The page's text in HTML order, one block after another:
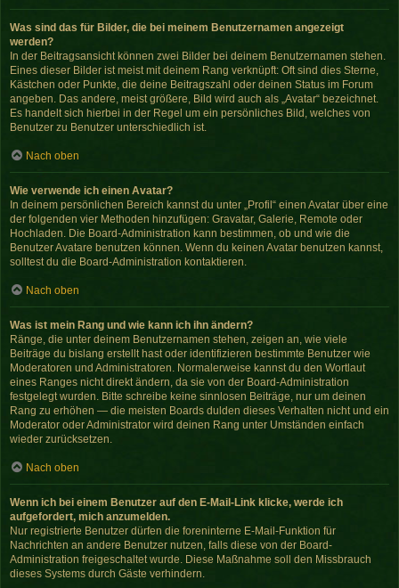
Was sind das für Bilder, die bei meinem Benutzernamen angezeigt
werden?
In der Beitragsansicht können zwei Bilder bei deinem Benutzernamen stehen.
Eines dieser Bilder ist meist mit deinem Rang verknüpft: Oft sind dies Sterne,
Kästchen oder Punkte, die deine Beitragszahl oder deinen Status im Forum
angeben. Das andere, meist größere, Bild wird auch als „Avatar“ bezeichnet.
Es handelt sich hierbei in der Regel um ein persönliches Bild, welches von
Benutzer zu Benutzer unterschiedlich ist.
Nach oben
Wie verwende ich einen Avatar?
In deinem persönlichen Bereich kannst du unter „Profil“ einen Avatar über eine
der folgenden vier Methoden hinzufügen: Gravatar, Galerie, Remote oder
Hochladen. Die Board-Administration kann bestimmen, ob und wie die
Benutzer Avatare benutzen können. Wenn du keinen Avatar benutzen kannst,
solltest du die Board-Administration kontaktieren.
Nach oben
Was ist mein Rang und wie kann ich ihn ändern?
Ränge, die unter deinem Benutzernamen stehen, zeigen an, wie viele
Beiträge du bislang erstellt hast oder identifizieren bestimmte Benutzer wie
Moderatoren und Administratoren. Normalerweise kannst du den Wortlaut
eines Ranges nicht direkt ändern, da sie von der Board-Administration
festgelegt wurden. Bitte schreibe keine sinnlosen Beiträge, nur um deinen
Rang zu erhöhen — die meisten Boards dulden dieses Verhalten nicht und ein
Moderator oder Administrator wird deinen Rang unter Umständen einfach
wieder zurücksetzen.
Nach oben
Wenn ich bei einem Benutzer auf den E-Mail-Link klicke, werde ich
aufgefordert, mich anzumelden.
Nur registrierte Benutzer dürfen die foreninterne E-Mail-Funktion für
Nachrichten an andere Benutzer nutzen, falls diese von der Board-
Administration freigeschaltet wurde. Diese Maßnahme soll den Missbrauch
dieses Systems durch Gäste verhindern.